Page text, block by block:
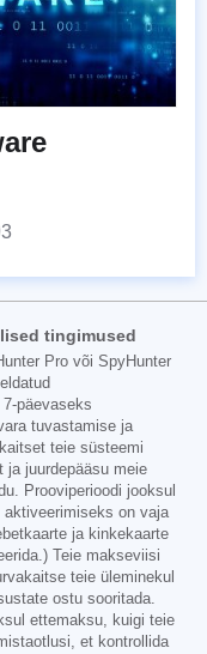
tingimused
Pro või SpyHunter
päevaseks
tuvastamise ja
teie süsteemi
juurdepääsu meie
Prooviperioodi jooksul
on vaja
ja kinkekaarte
Teie makseviisi
teie üleminekul
ostu sooritada.
ettemaksu, kuigi teie
et kontrollida